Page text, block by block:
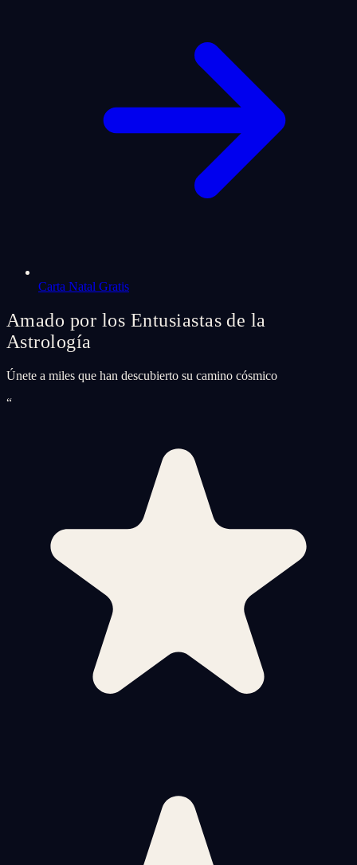
Carta Natal Gratis
Amado por los Entusiastas de la
Astrología
Únete a miles que han descubierto su camino cósmico
“